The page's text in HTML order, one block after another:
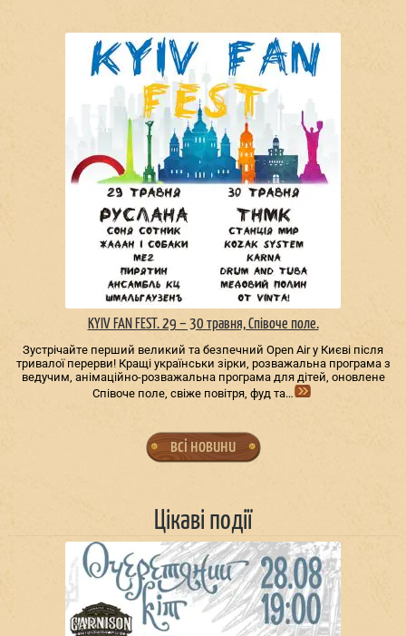
KYIV FAN FEST. 29 – 30 травня, Співоче поле.
Зустрічайте перший великий та безпечний Open Air у Києві після
тривалої перерви! Кращі українськи зірки, розважальна програма з
ведучим, анімаційно-розважальна програма для дітей, оновлене
Співоче поле, свіже повітря, фуд та…
всі новини
Цікаві події